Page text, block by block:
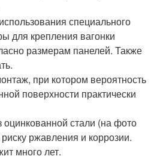
специального
для крепления вагонки
размерам панелей. Также
при котором вероятность
поверхности практически
стали (на фото
ржавления и коррозии.
много лет.